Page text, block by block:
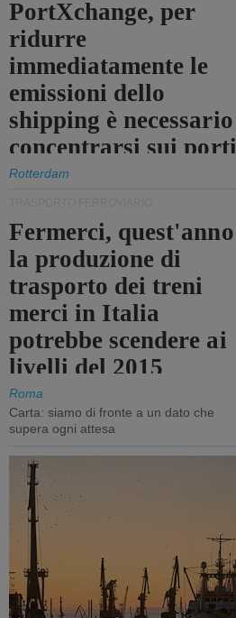
PortXchange, per
ridurre
immediatamente le
emissioni dello
shipping è necessario
concentrarsi sui porti
Rotterdam
Fermerci, quest'anno
la produzione di
trasporto dei treni
merci in Italia
potrebbe scendere ai
livelli del 2015
Roma
Carta: siamo di fronte a un dato che
supera ogni attesa